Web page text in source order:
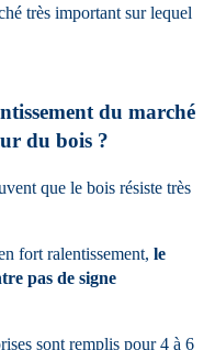
très important sur lequel
du marché
du bois ?
que le bois résiste très
fort ralentissement, le
pas de signe
sont remplis pour 4 à 6